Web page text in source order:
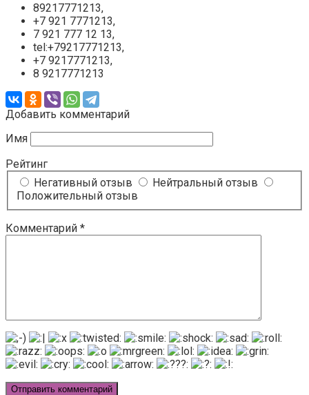
89217771213,
+7 921 7771213,
7 921 777 12 13,
tel:+79217771213,
+7 9217771213,
8 9217771213
Добавить комментарий
Имя
Рейтинг
Негативный отзыв
Нейтральный отзыв
Положительный отзыв
Комментарий *